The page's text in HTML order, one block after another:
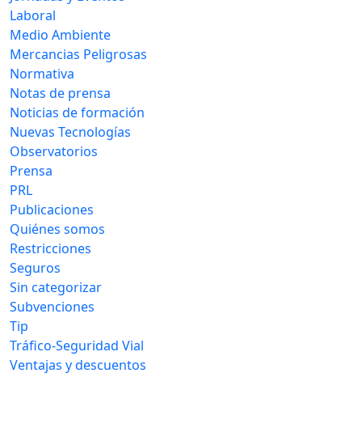
Laboral
Medio Ambiente
Mercancias Peligrosas
Normativa
Notas de prensa
Noticias de formación
Nuevas Tecnologías
Observatorios
Prensa
PRL
Publicaciones
Quiénes somos
Restricciones
Seguros
Sin categorizar
Subvenciones
Tip
Tráfico-Seguridad Vial
Ventajas y descuentos